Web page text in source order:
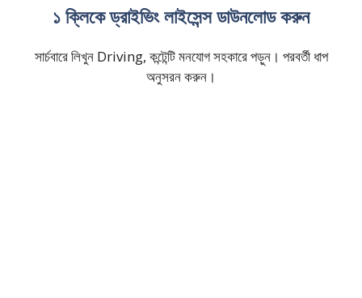
১ ক্লিকে ড্রাইভিং লাইসেন্স ডাউনলোড করুন
সার্চবারে লিখুন Driving, কন্টেন্টি মনযোগ সহকারে পড়ুন। পরবর্তী ধাপ
অনুসরন করুন।